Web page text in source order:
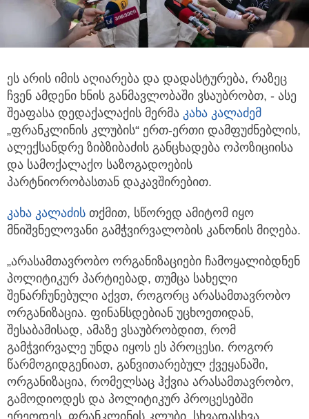
ეს არის იმის აღიარება და დადასტურება, რაზეც
ჩვენ ამდენი ხნის განმავლობაში ვსაუბრობთ, - ასე
შეაფასა დედაქალაქის მერმა კახა კალაძემ
„ფრანკლინის კლუბის“ ერთ-ერთი დამფუძნებლის,
ალექსანდრე ზიბზიბაძის განცხადება ოპოზიციისა
და სამოქალაქო საზოგადოების
პარტნიორობასთან დაკავშირებით.
კახა კალაძის თქმით, სწორედ ამიტომ იყო
მნიშვნელოვანი გამჭვირვალობის კანონის მიღება.
„არასამთავრობო ორგანიზაციები ჩამოყალიბდნენ
პოლიტიკურ პარტიებად, თუმცა სახელი
შენარჩუნებული აქვთ, როგორც არასამთავრობო
ორგანიზაცია. ფინანსდებიან უცხოეთიდან,
შესაბამისად, ამაზე ვსაუბრობდით, რომ
გამჭვირვალე უნდა იყოს ეს პროცესი. როგორ
წარმოგიდგენიათ, განვითარებულ ქვეყანაში,
ორგანიზაცია, რომელსაც ჰქვია არასამთავრობო,
გამოდიოდეს და პოლიტიკურ პროცესებში
ერეოდეს. ფრანკლინის კლუბი, სხვადასხვა